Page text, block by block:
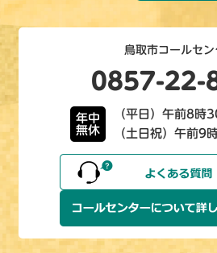
鳥取市コールセン
0857-22-
年中
無休
（平日）午前8時
（土日祝）午前9